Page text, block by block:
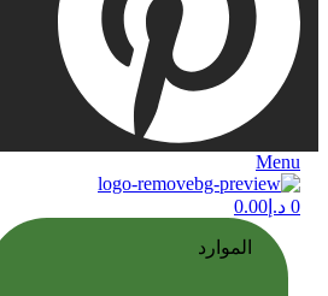
Menu
0 د.إ 0.00
الموارد